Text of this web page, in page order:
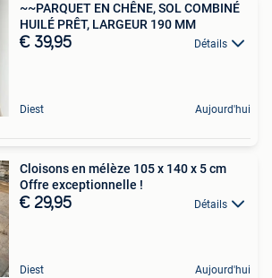
~~PARQUET EN CHÊNE, SOL COMBINÉ
HUILÉ PRÊT, LARGEUR 190 MM
€ 39,95 Détails
Diest Aujourd'hui
Cloisons en mélèze 105 x 140 x 5 cm
Offre exceptionnelle !
€ 29,95 Détails
Diest Aujourd'hui